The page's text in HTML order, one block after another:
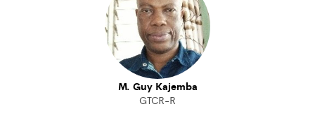
M. Guy Kajemba
GTCR-R